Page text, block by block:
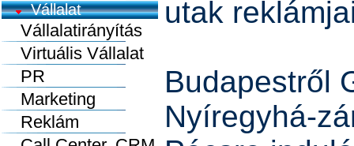
Vállalat
Vállalatirányítás
Virtuális Vállalat
PR
Marketing
Reklám
utak
Budapestről
Nyíregyhá-